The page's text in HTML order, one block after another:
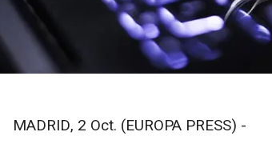
MADRID, 2 Oct. (EUROPA PRESS) -